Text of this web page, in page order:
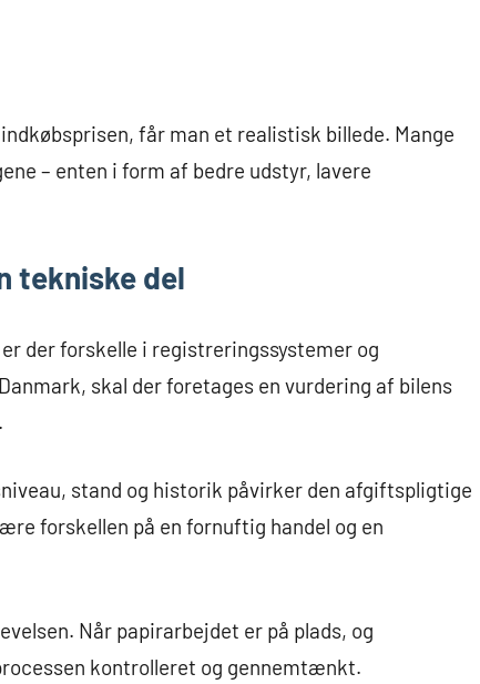
får man et realistisk billede. Mange
– enten i form af bedre udstyr, lavere
tekniske del
der forskelle i registreringssystemer og
skal der foretages en vurdering af bilens
stand og historik påvirker den afgiftspligtige
forskellen på en fornuftig handel og en
Når papirarbejdet er på plads, og
kontrolleret og gennemtænkt.